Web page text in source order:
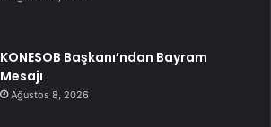
KONESOB Başkanı’ndan Bayram
Mesajı
Ağustos 8, 2026